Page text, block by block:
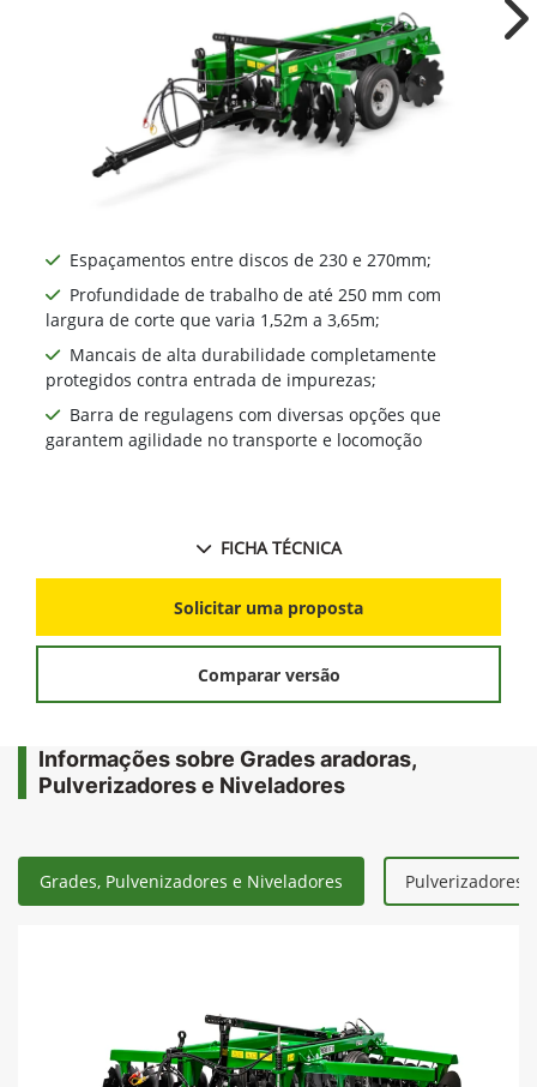
Espaçamentos entre discos de 230 e 270mm​;
Profundidade de trabalho de até 250 mm com
largura de corte que varia 1,52m a 3,65m;
Mancais de alta durabilidade completamente
protegidos contra entrada de impurezas;
Barra de regulagens com diversas opções que
garantem agilidade no transporte e locomoção
FICHA TÉCNICA
Solicitar uma proposta
Comparar versão
Informações sobre Grades aradoras,
Pulverizadores e Niveladores
Grades, Pulvenizadores e Niveladores Pulverizadores